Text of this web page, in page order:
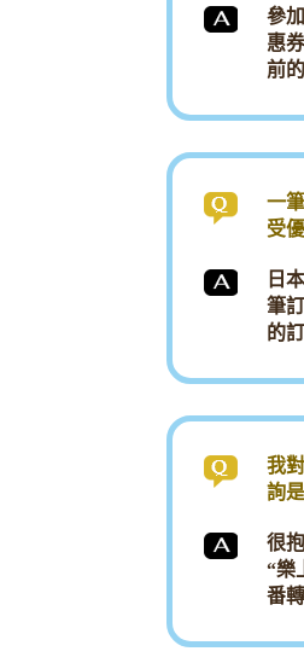
參
惠
前
一
受
日
筆
的
我
詢
很
“樂
番